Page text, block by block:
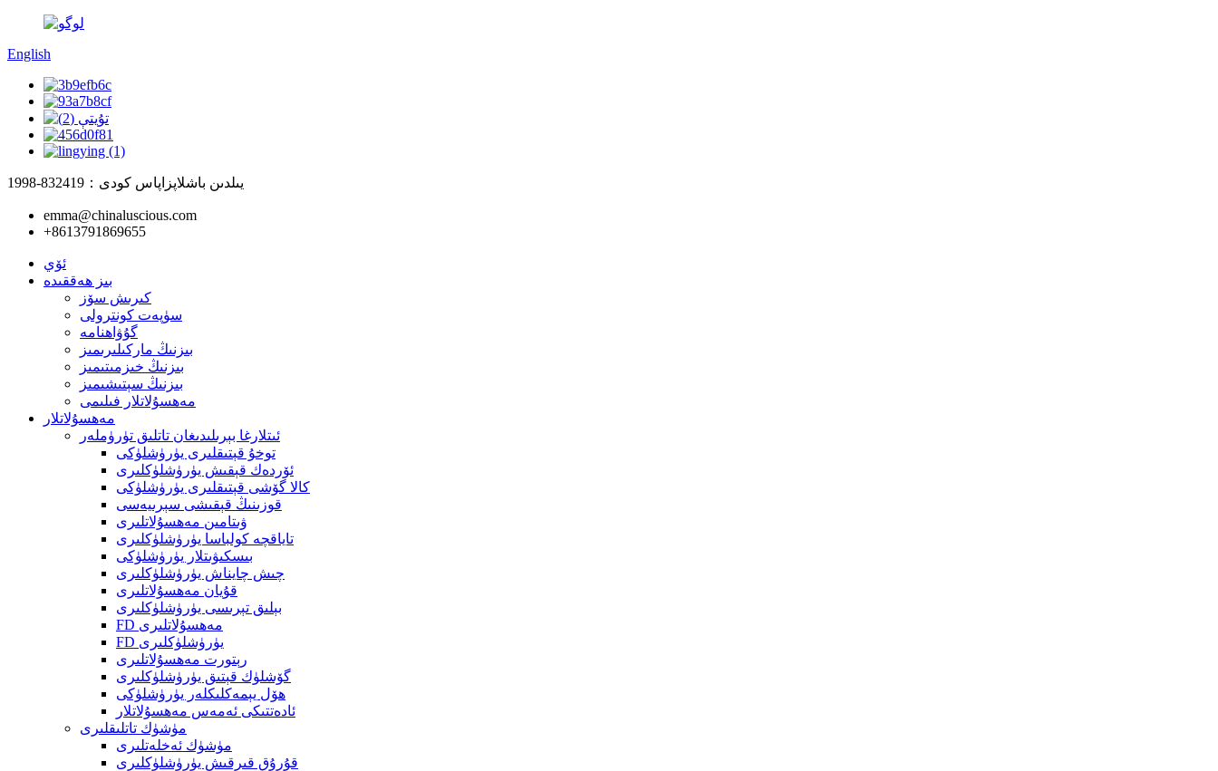
English
1998-يىلدىن باشلاپزاپاس كودى：832419
emma@chinaluscious.com
+8613791869655
ئۆي
بىز ھەققىدە
كىرىش سۆز
سۈپەت كونترولى
گۇۋاھنامە
بىزنىڭ ماركىلىرىمىز
بىزنىڭ خىزمىتىمىز
بىزنىڭ سېتىشىمىز
مەھسۇلاتلار فىلىمى
مەھسۇلاتلار
ئىتلارغا بېرىلىدىغان تاتلىق تۈرۈملەر
توخۇ قېتىقلىرى يۈرۈشلۈكى
ئۆردەك قېقىش يۈرۈشلۈكلىرى
كالا گۆشى قېتىقلىرى يۈرۈشلۈكى
قوزىنىڭ قېقىشى سېرىيەسى
ۋىتامىن مەھسۇلاتلىرى
تاياقچە كولباسا يۈرۈشلۈكلىرى
بىسكىۋىتلار يۈرۈشلۈكى
چىش چايناش يۈرۈشلۈكلىرى
قۇيان مەھسۇلاتلىرى
بېلىق تېرىسى يۈرۈشلۈكلىرى
FD مەھسۇلاتلىرى
FD يۈرۈشلۈكلىرى
رېتورت مەھسۇلاتلىرى
گۆشلۈك قېتىق يۈرۈشلۈكلىرى
ھۆل يېمەكلىكلەر يۈرۈشلۈكى
ئادەتتىكى ئەمەس مەھسۇلاتلار
مۈشۈك تاتلىقلىرى
مۈشۈك ئەخلەتلىرى
قۇرۇق قىرقىش يۈرۈشلۈكلىرى